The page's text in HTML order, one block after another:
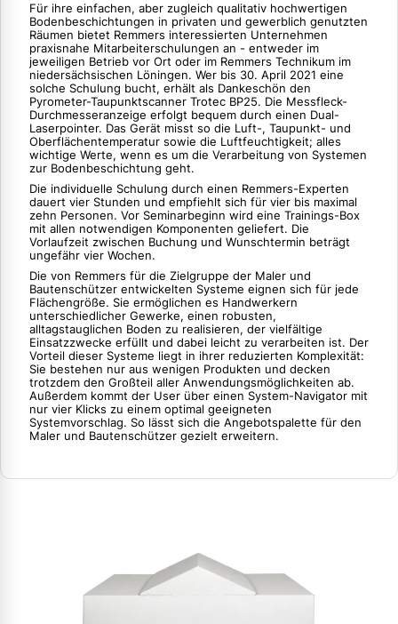
Für ihre einfachen, aber zugleich qualitativ hochwertigen
Bodenbeschichtungen in privaten und gewerblich genutzten
Räumen bietet Remmers interessierten Unternehmen
praxisnahe Mitarbeiterschulungen an - entweder im
jeweiligen Betrieb vor Ort oder im Remmers Technikum im
niedersächsischen Löningen. Wer bis 30. April 2021 eine
solche Schulung bucht, erhält als Dankeschön den
Pyrometer-Taupunktscanner Trotec BP25. Die Messfleck-
Durchmesseranzeige erfolgt bequem durch einen Dual-
Laserpointer. Das Gerät misst so die Luft-, Taupunkt- und
Oberflächentemperatur sowie die Luftfeuchtigkeit; alles
wichtige Werte, wenn es um die Verarbeitung von Systemen
zur Bodenbeschichtung geht.
Die individuelle Schulung durch einen Remmers-Experten
dauert vier Stunden und empfiehlt sich für vier bis maximal
zehn Personen. Vor Seminarbeginn wird eine Trainings-Box
mit allen notwendigen Komponenten geliefert. Die
Vorlaufzeit zwischen Buchung und Wunschtermin beträgt
ungefähr vier Wochen.
Die von Remmers für die Zielgruppe der Maler und
Bautenschützer entwickelten Systeme eignen sich für jede
Flächengröße. Sie ermöglichen es Handwerkern
unterschiedlicher Gewerke, einen robusten,
alltagstauglichen Boden zu realisieren, der vielfältige
Einsatzzwecke erfüllt und dabei leicht zu verarbeiten ist. Der
Vorteil dieser Systeme liegt in ihrer reduzierten Komplexität:
Sie bestehen nur aus wenigen Produkten und decken
trotzdem den Großteil aller Anwendungsmöglichkeiten ab.
Außerdem kommt der User über einen System-Navigator mit
nur vier Klicks zu einem optimal geeigneten
Systemvorschlag. So lässt sich die Angebotspalette für den
Maler und Bautenschützer gezielt erweitern.